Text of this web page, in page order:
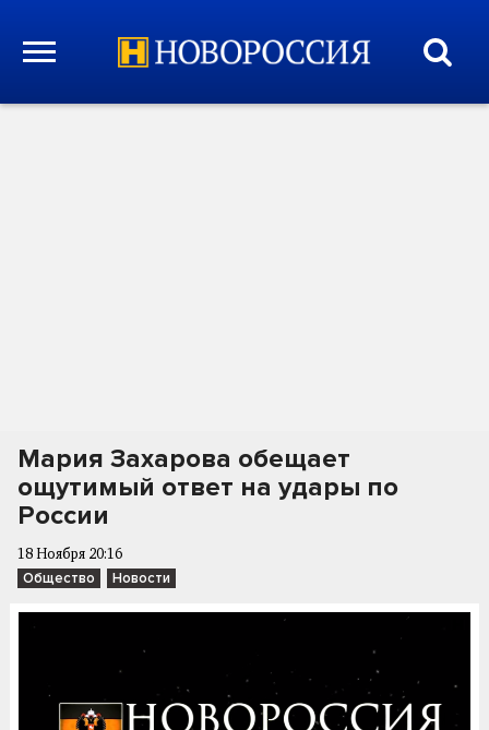
Мария Захарова обещает
ощутимый ответ на удары по
России
18 Ноября 20:16
Общество Новости